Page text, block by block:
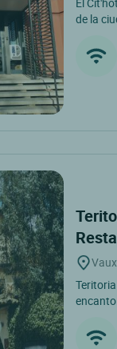
de la